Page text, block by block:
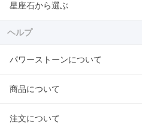
星座石から選ぶ
ヘルプ
パワーストーンについて
商品について
注文について